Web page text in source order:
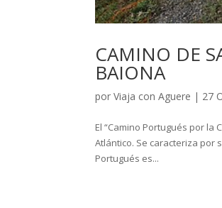
CAMINO DE
BAIONA
porViaja con Aguere | 27
El “Camino Portugués por
Atlántico. Se caracteriza por
Portugués es...